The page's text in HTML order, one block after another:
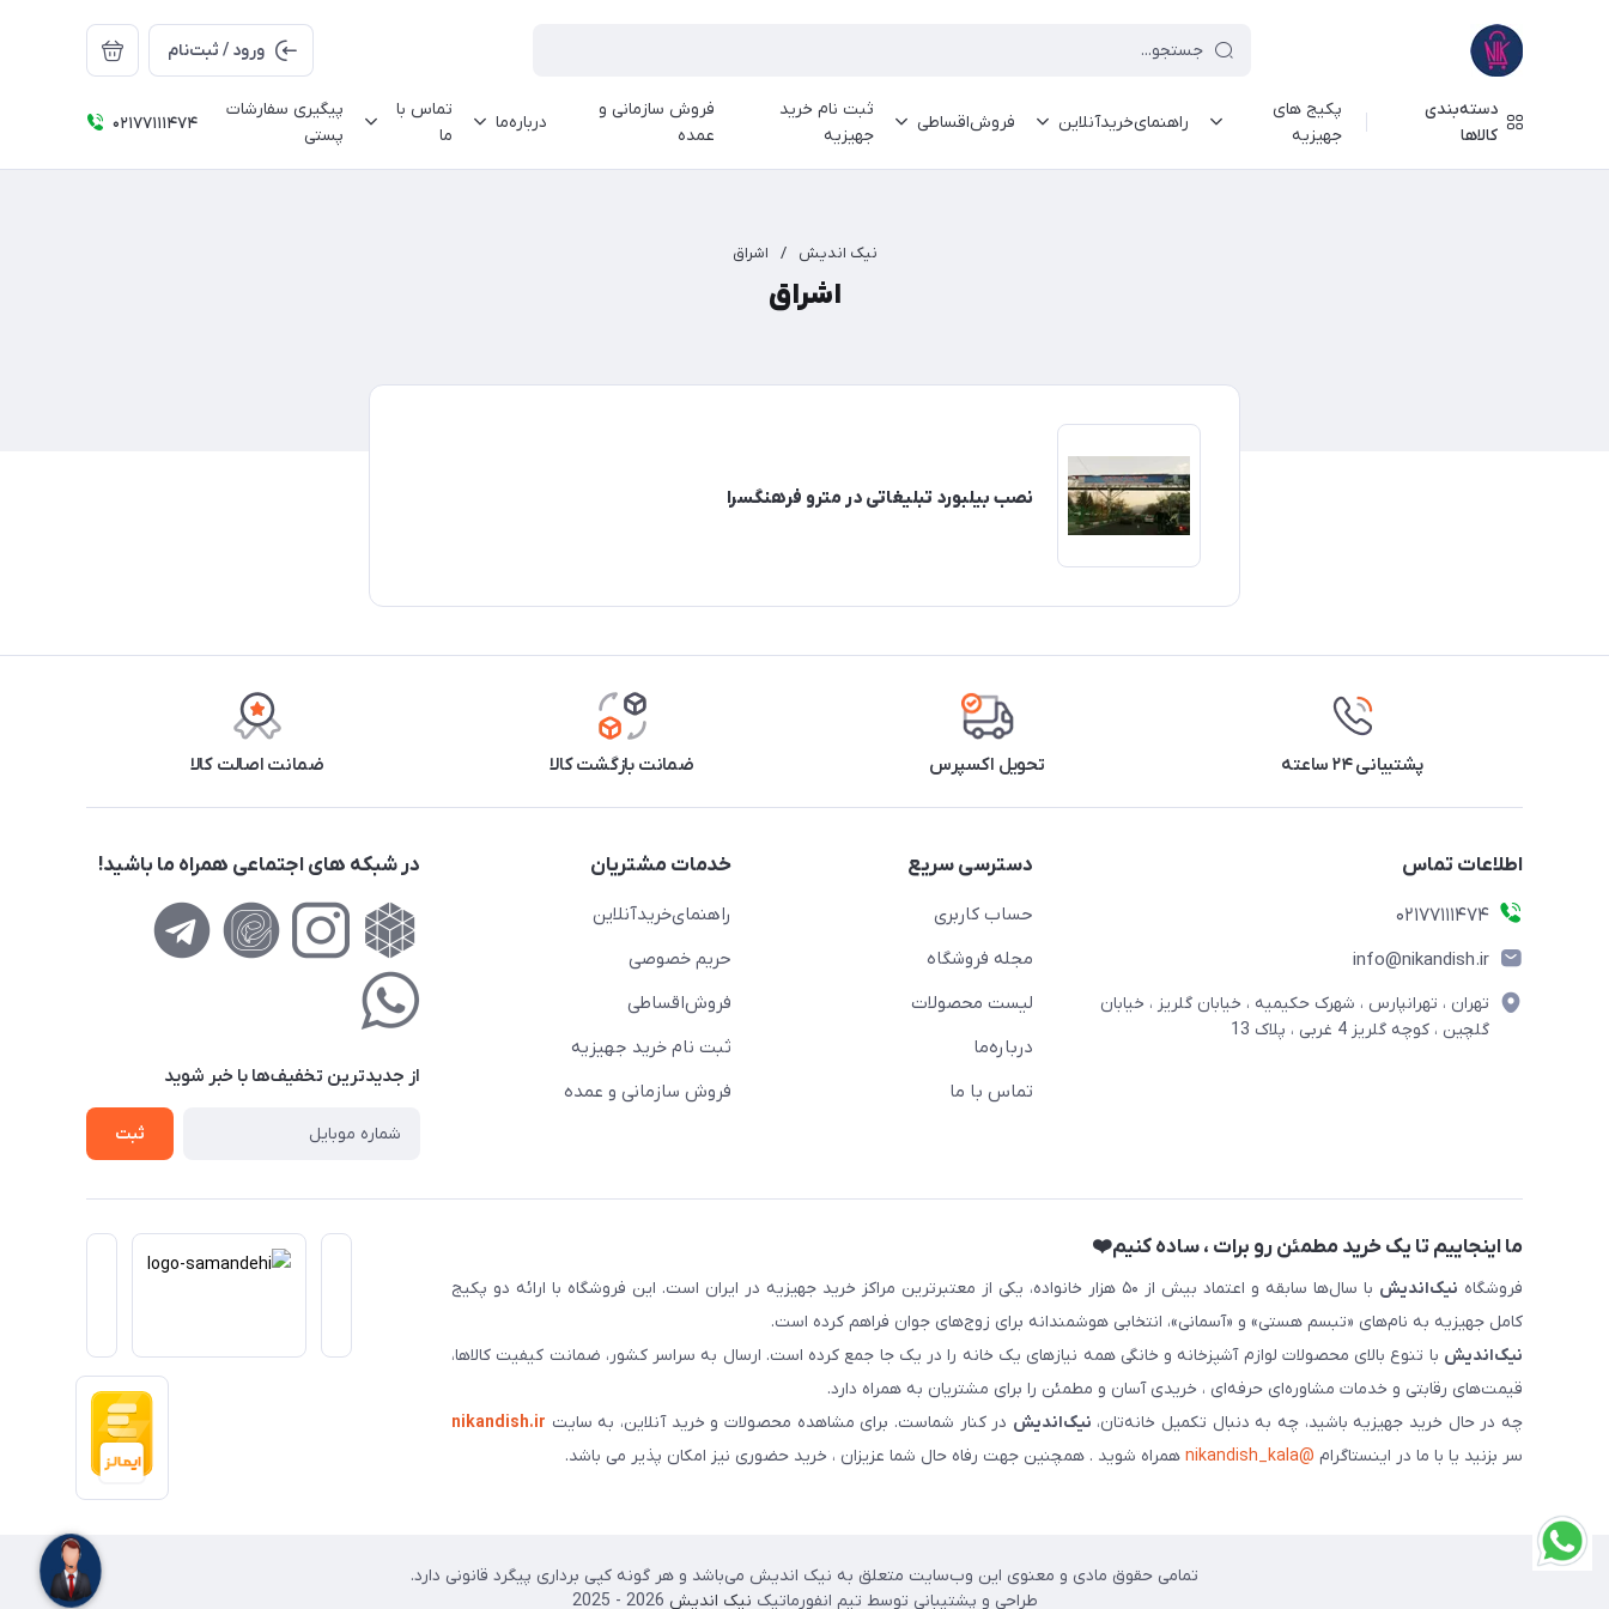
ورود / ثبت‌نام
دسته‌بندی
کالاها
پکیج های
جهیزیه
راهنمای‌خرید‌آنلاین فروش‌اقساطی
ثبت نام خرید
جهیزیه
فروش سازمانی و
عمده
درباره‌ما
تماس با
ما
پیگیری سفارشات
پستی
02177111474
نیک اندیش / اشراق
اشراق
نصب بیلبورد تبلیغاتی در مترو فرهنگسرا
پشتیبانی ۲۴ ساعته تحویل اکسپرس ضمانت بازگشت کالا ضمانت اصالت کالا
اطلاعات تماس
02177111474
info@nikandish.ir
تهران ، تهرانپارس ، شهرک حکیمیه ، خیابان گلریز ، خیابان
گلچین ، کوچه گلریز 4 غربی ، پلاک 13
دسترسی سریع
حساب کاربری
مجله فروشگاه
لیست محصولات
درباره‌ما
تماس با ما
خدمات مشتریان
راهنمای‌خرید‌آنلاین
حریم خصوصی
فروش‌اقساطی
ثبت نام خرید جهیزیه
فروش سازمانی و عمده
در شبکه های اجتماعی همراه ما باشید!
از جدید‌ترین تخفیف‌ها با‌ خبر شوید
ثبت
ما اینجاییم تا یک خرید مطمئن رو برات ، ساده کنیم❤️
فروشگاه نیک‌اندیش
با سال‌ها سابقه و اعتماد بیش از ۵۰ هزار خانواده، یکی از معتبرترین مراکز خرید جهیزیه در ایران است. این فروشگاه با ارائه دو پکیج
کامل جهیزیه به نام‌های «تبسم هستی» و «آسمانی»، انتخابی هوشمندانه برای زوج‌های جوان فراهم کرده است.
نیک‌اندیش با تنوع بالای محصولات لوازم آشپزخانه و خانگی همه نیازهای یک خانه را در یک جا جمع کرده است. ارسال به سراسر کشور، ضمانت کیفیت کالاها،
قیمت‌های رقابتی و خدمات مشاوره‌ای حرفه‌ای ، خریدی آسان و مطمئن را برای مشتریان به همراه دارد.
چه در حال خرید جهیزیه باشید، چه به دنبال تکمیل خانه‌تان، نیک‌اندیش در کنار شماست. برای مشاهده محصولات و خرید آنلاین، به سایت nikandish.ir
سر بزنید یا با ما در اینستاگرام @nikandish_kala همراه شوید . همچنین جهت رفاه حال شما عزیزان ، خرید حضوری نیز امکان پذیر می باشد.
تمامی حقوق مادی و معنوی این وب‌سایت متعلق به نیک اندیش می‌باشد و هر گونه کپی برداری پیگرد قانونی دارد.
طراحی و پشتیبانی توسط تیم انفورماتیک نیک اندیش 2026 - 2025